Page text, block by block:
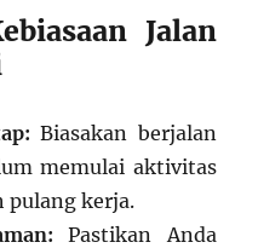
Jalan
Biasakan berjalan
memulai aktivitas
pulang kerja.
Pastikan Anda